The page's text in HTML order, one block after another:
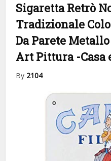
Sigaretta Retrò
Tradizionale
Da Parete
Art Pittura -Casa
By 2104